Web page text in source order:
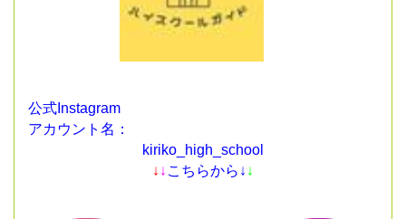
公式Instagram
アカウント名：
kiriko_high_school
↓ ↓ こちらから↓ ↓